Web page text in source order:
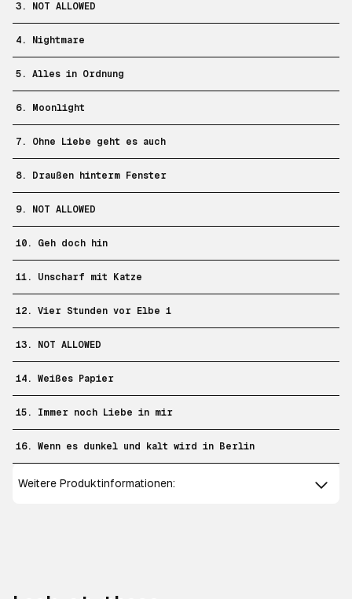
3. NOT ALLOWED
4. Nightmare
5. Alles in Ordnung
6. Moonlight
7. Ohne Liebe geht es auch
8. Draußen hinterm Fenster
9. NOT ALLOWED
10. Geh doch hin
11. Unscharf mit Katze
12. Vier Stunden vor Elbe 1
13. NOT ALLOWED
14. Weißes Papier
15. Immer noch Liebe in mir
16. Wenn es dunkel und kalt wird in Berlin
Weitere Produktinformationen: